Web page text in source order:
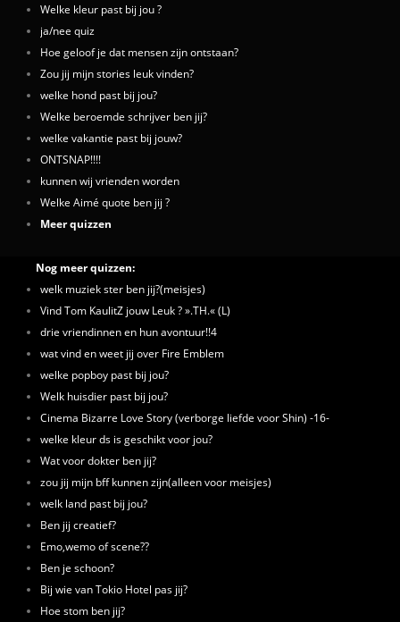
Welke kleur past bij jou ?
ja/nee quiz
Hoe geloof je dat mensen zijn ontstaan?
Zou jij mijn stories leuk vinden?
welke hond past bij jou?
Welke beroemde schrijver ben jij?
welke vakantie past bij jouw?
ONTSNAP!!!!
kunnen wij vrienden worden
Welke Aimé quote ben jij ?
Meer quizzen
Nog meer quizzen:
welk muziek ster ben jij?(meisjes)
Vind Tom KaulitZ jouw Leuk ? ».TH.« (L)
drie vriendinnen en hun avontuur!!4
wat vind en weet jij over Fire Emblem
welke popboy past bij jou?
Welk huisdier past bij jou?
Cinema Bizarre Love Story (verborge liefde voor Shin) -16-
welke kleur ds is geschikt voor jou?
Wat voor dokter ben jij?
zou jij mijn bff kunnen zijn(alleen voor meisjes)
welk land past bij jou?
Ben jij creatief?
Emo,wemo of scene??
Ben je schoon?
Bij wie van Tokio Hotel pas jij?
Hoe stom ben jij?